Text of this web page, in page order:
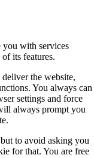
you with services
its features.
deliver the website,
You always can
settings and force
always prompt you
to avoid asking you
for that. You are free